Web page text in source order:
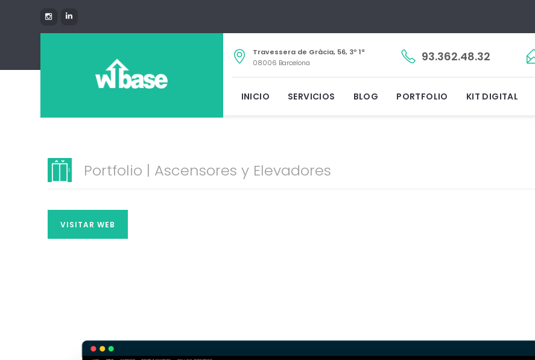
Travessera de Gràcia, 56, 3º 1ª
08006 Barcelona
93.362.48.32
INICIO SERVICIOS BLOG PORTFOLIO KIT DIGITAL
Portfolio | Ascensores y Elevadores
VISITAR WEB